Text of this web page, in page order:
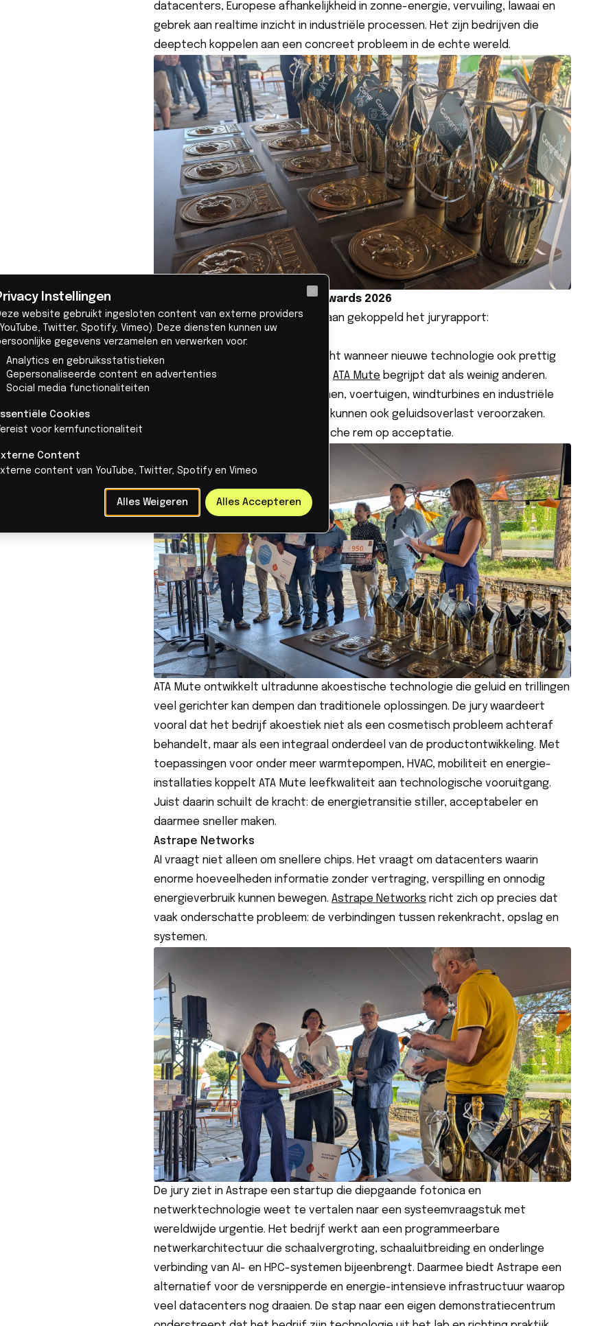
datacenters, Europese afhankelijkheid in zonne-energie, vervuiling, lawaai en
gebrek aan realtime inzicht in industriële processen. Het zijn bedrijven die
deeptech koppelen aan een concreet probleem in de echte wereld.
Juryrapport Gerard & Anton Awards 2026
Dit zijn de tien winnaars met daaraan gekoppeld het juryrapport:
ATA Mute
De energietransitie slaagt pas echt wanneer nieuwe technologie ook prettig
inpasbaar is in het dagelijks leven. ATA Mute begrijpt dat als weinig anderen.
Warmtepompen, ventilatiesystemen, voertuigen, windturbines en industriële
installaties leveren veel op, maar kunnen ook geluidsoverlast veroorzaken.
Daarmee wordt geluid een praktische rem op acceptatie.
ATA Mute ontwikkelt ultradunne akoestische technologie die geluid en trillingen
veel gerichter kan dempen dan traditionele oplossingen. De jury waardeert
vooral dat het bedrijf akoestiek niet als een cosmetisch probleem achteraf
behandelt, maar als een integraal onderdeel van de productontwikkeling. Met
toepassingen voor onder meer warmtepompen, HVAC, mobiliteit en energie-
installaties koppelt ATA Mute leefkwaliteit aan technologische vooruitgang.
Juist daarin schuilt de kracht: de energietransitie stiller, acceptabeler en
daarmee sneller maken.
Astrape Networks
AI vraagt niet alleen om snellere chips. Het vraagt om datacenters waarin
enorme hoeveelheden informatie zonder vertraging, verspilling en onnodig
energieverbruik kunnen bewegen. Astrape Networks richt zich op precies dat
vaak onderschatte probleem: de verbindingen tussen rekenkracht, opslag en
systemen.
De jury ziet in Astrape een startup die diepgaande fotonica en
netwerktechnologie weet te vertalen naar een systeemvraagstuk met
wereldwijde urgentie. Het bedrijf werkt aan een programmeerbare
netwerkarchitectuur die schaalvergroting, schaaluitbreiding en onderlinge
verbinding van AI- en HPC-systemen bijeenbrengt. Daarmee biedt Astrape een
alternatief voor de versnipperde en energie-intensieve infrastructuur waarop
veel datacenters nog draaien. De stap naar een eigen demonstratiecentrum
Instellingen
website gebruikt ingesloten content van externe providers
Twitter, Spotify, Vimeo). Deze diensten kunnen uw
gegevens verzamelen en verwerken voor:
Analytics en gebruiksstatistieken
Gepersonaliseerde content en advertenties
Social media functionaliteiten
Cookies
voor kernfunctionaliteit
Content
content van YouTube, Twitter, Spotify en Vimeo
Alles Weigeren Alles Accepteren
Close